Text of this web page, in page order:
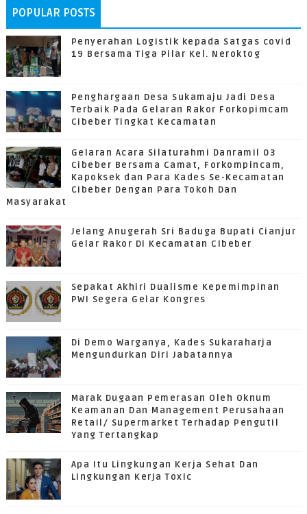
POPULAR POSTS
Penyerahan Logistik kepada Satgas covid
19 Bersama Tiga Pilar Kel. Neroktog
Penghargaan Desa Sukamaju Jadi Desa
Terbaik Pada Gelaran Rakor Forkopimcam
Cibeber Tingkat Kecamatan
Gelaran Acara Silaturahmi Danramil 03
Cibeber Bersama Camat, Forkompincam,
Kapoksek dan Para Kades Se-Kecamatan
Cibeber Dengan Para Tokoh Dan
Masyarakat
Jelang Anugerah Sri Baduga Bupati Cianjur
Gelar Rakor Di Kecamatan Cibeber
Sepakat Akhiri Dualisme Kepemimpinan
PWI Segera Gelar Kongres
Di Demo Warganya, Kades Sukaraharja
Mengundurkan Diri Jabatannya
Marak Dugaan Pemerasan Oleh Oknum
Keamanan Dan Management Perusahaan
Retail/ Supermarket Terhadap Pengutil
Yang Tertangkap
Apa Itu Lingkungan Kerja Sehat Dan
Lingkungan Kerja Toxic